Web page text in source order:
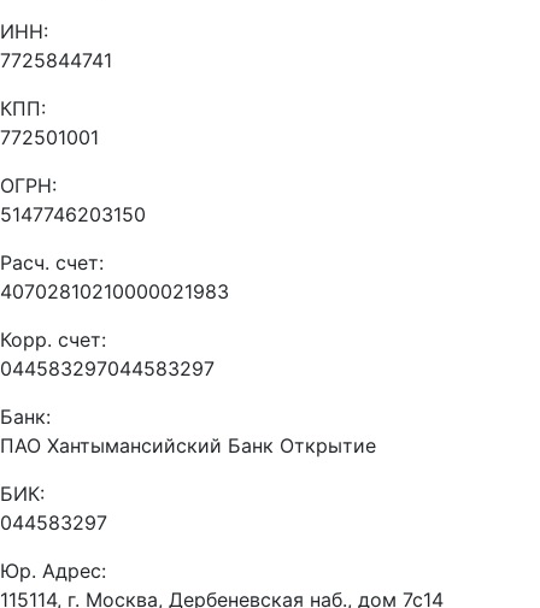
ИНН:
7725844741
КПП:
772501001
ОГРН:
5147746203150
Расч. счет:
40702810210000021983
Корр. счет:
044583297044583297
Банк:
ПАО Хантымансийский Банк Открытие
БИК:
044583297
Юр. Адрес:
115114, г. Москва, Дербеневская наб., дом 7с14